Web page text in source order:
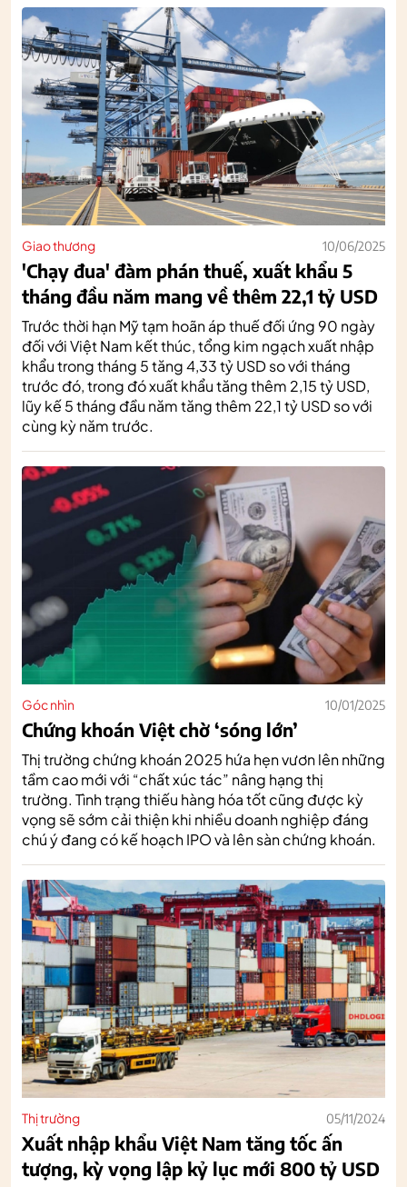
Giao thương 10/06/2025
'Chạy đua' đàm phán thuế, xuất khẩu 5
tháng đầu năm mang về thêm 22,1 tỷ USD
Trước thời hạn Mỹ tạm hoãn áp thuế đối ứng 90 ngày
đối với Việt Nam kết thúc, tổng kim ngạch xuất nhập
khẩu trong tháng 5 tăng 4,33 tỷ USD so với tháng
trước đó, trong đó xuất khẩu tăng thêm 2,15 tỷ USD,
lũy kế 5 tháng đầu năm tăng thêm 22,1 tỷ USD so với
cùng kỳ năm trước.
Góc nhìn 10/01/2025
Chứng khoán Việt chờ ‘sóng lớn’
Thị trường chứng khoán 2025 hứa hẹn vươn lên những
tầm cao mới với “chất xúc tác” nâng hạng thị
trường. Tình trạng thiếu hàng hóa tốt cũng được kỳ
vọng sẽ sớm cải thiện khi nhiều doanh nghiệp đáng
chú ý đang có kế hoạch IPO và lên sàn chứng khoán.
Thị trường 05/11/2024
Xuất nhập khẩu Việt Nam tăng tốc ấn
tượng, kỳ vọng lập kỷ lục mới 800 tỷ USD